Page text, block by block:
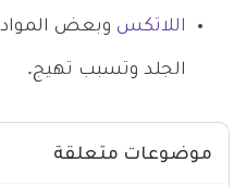
اللاتكس وبعض المواد
الجلد وتسبب تهيج.
موضوعات متعلقة